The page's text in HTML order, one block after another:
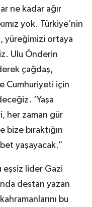
ne kadar ağır
yok. Türkiye’nin
yüreğimizi ortaya
Ulu Önderin
çağdaş,
Cumhuriyeti için
‘Yaşa
her zaman gür
bize bıraktığın
yaşayacak.”
eşsiz lider Gazi
destan yazan
bu